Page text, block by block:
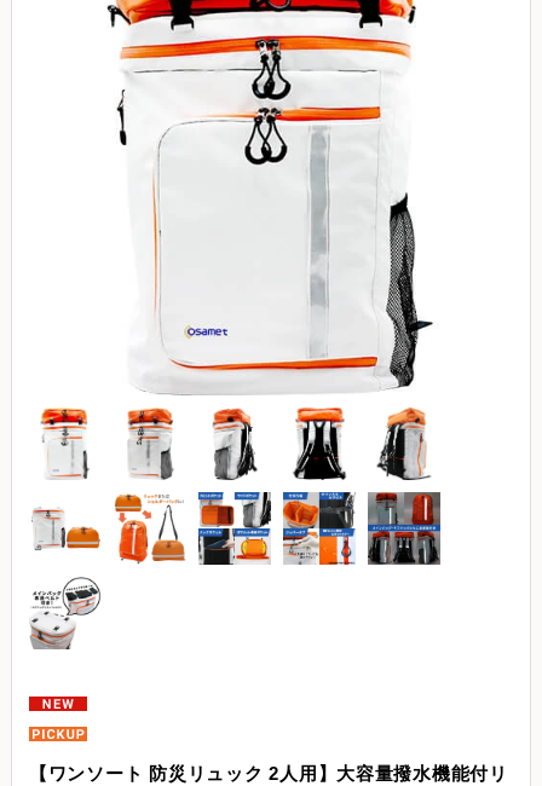
【ワンソート 防災リュック 2人用】大容量撥水機能付リ